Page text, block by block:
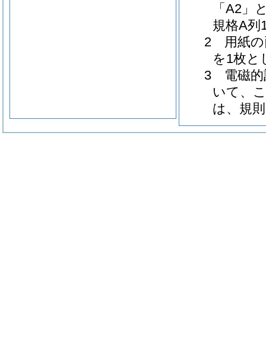
「A2」
規格A列
2 用紙の
を1枚と
3 電磁的
いて、
は、規